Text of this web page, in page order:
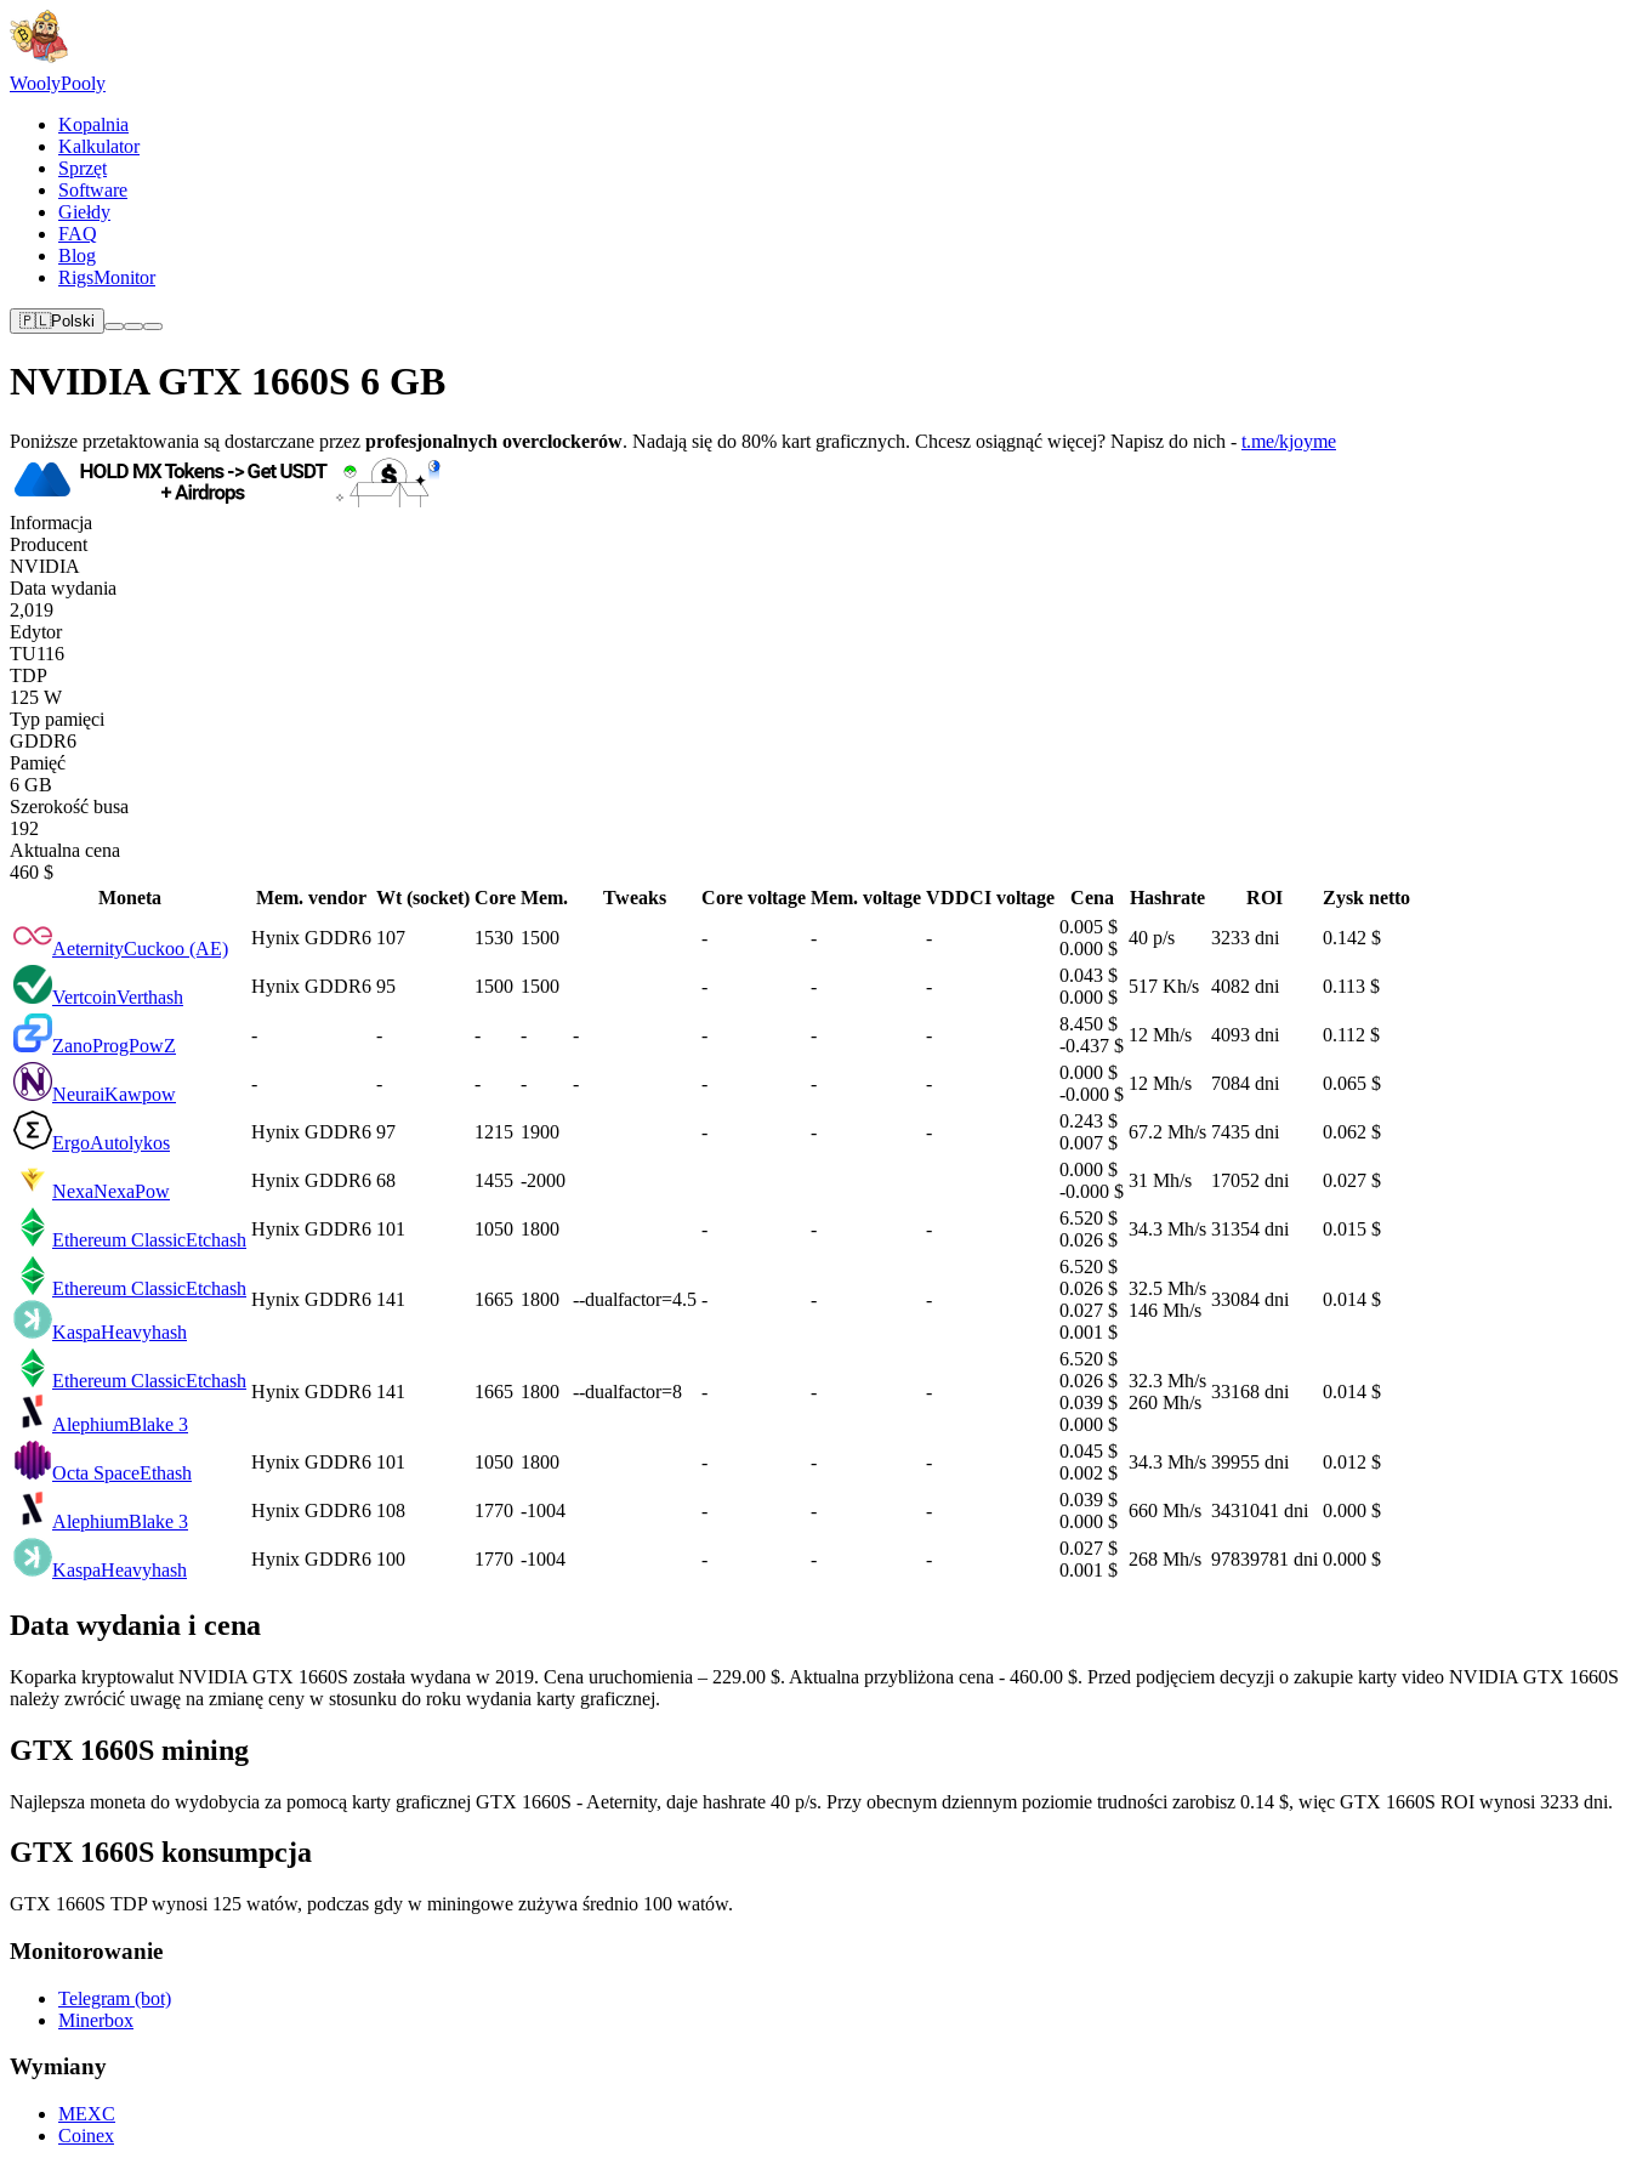
WoolyPooly
Kopalnia
Kalkulator
Sprzęt
Software
Giełdy
FAQ
Blog
RigsMonitor
🇵🇱Polski
NVIDIA GTX 1660S 6 GB
Poniższe przetaktowania są dostarczane przez profesjonalnych overclockerów. Nadają się do 80% kart graficznych. Chcesz osiągnąć więcej? Napisz do nich - t.me/kjoyme
Informacja
Producent
NVIDIA
Data wydania
2,019
Edytor
TU116
TDP
125 W
Typ pamięci
GDDR6
Pamięć
6 GB
Szerokość busa
192
Aktualna cena
460 $
Moneta
Mem. vendor Wt (socket) Core Mem. Tweaks Core voltage Mem. voltage VDDCI voltage Cena Hashrate ROI Zysk netto
AeternityCuckoo (AE)
Hynix GDDR6 107 1530 1500 - - -
0.005 $
0.000 $
40 p/s 3233 dni 0.142 $
VertcoinVerthash
Hynix GDDR6 95 1500 1500 - - -
0.043 $
0.000 $
517 Kh/s 4082 dni 0.113 $
ZanoProgPowZ
- - - - - - - -
8.450 $
-0.437 $
12 Mh/s 4093 dni 0.112 $
NeuraiKawpow
- - - - - - - -
0.000 $
-0.000 $
12 Mh/s 7084 dni 0.065 $
ErgoAutolykos
Hynix GDDR6 97 1215 1900 - - -
0.243 $
0.007 $
67.2 Mh/s 7435 dni 0.062 $
NexaNexaPow
Hynix GDDR6 68 1455 -2000
0.000 $
-0.000 $
31 Mh/s 17052 dni 0.027 $
Ethereum ClassicEtchash
Hynix GDDR6 101 1050 1800 - - -
6.520 $
0.026 $
34.3 Mh/s 31354 dni 0.015 $
Ethereum ClassicEtchash
KaspaHeavyhash
Hynix GDDR6 141 1665 1800 --dualfactor=4.5 - - -
6.520 $
0.026 $
0.027 $
0.001 $
32.5 Mh/s
146 Mh/s
33084 dni 0.014 $
Ethereum ClassicEtchash
AlephiumBlake 3
Hynix GDDR6 141 1665 1800 --dualfactor=8 - - -
6.520 $
0.026 $
0.039 $
0.000 $
32.3 Mh/s
260 Mh/s
33168 dni 0.014 $
Octa SpaceEthash
Hynix GDDR6 101 1050 1800 - - -
0.045 $
0.002 $
34.3 Mh/s 39955 dni 0.012 $
AlephiumBlake 3
Hynix GDDR6 108 1770 -1004 - - -
0.039 $
0.000 $
660 Mh/s 3431041 dni 0.000 $
KaspaHeavyhash
Hynix GDDR6 100 1770 -1004 - - -
0.027 $
0.001 $
268 Mh/s 97839781 dni 0.000 $
Data wydania i cena
Koparka kryptowalut NVIDIA GTX 1660S została wydana w 2019. Cena uruchomienia – 229.00 $. Aktualna przybliżona cena - 460.00 $. Przed podjęciem decyzji o zakupie karty video NVIDIA GTX 1660S
należy zwrócić uwagę na zmianę ceny w stosunku do roku wydania karty graficznej.
GTX 1660S mining
Najlepsza moneta do wydobycia za pomocą karty graficznej GTX 1660S - Aeternity, daje hashrate 40 p/s. Przy obecnym dziennym poziomie trudności zarobisz 0.14 $, więc GTX 1660S ROI wynosi 3233 dni.
GTX 1660S konsumpcja
GTX 1660S TDP wynosi 125 watów, podczas gdy w miningowe zużywa średnio 100 watów.
Monitorowanie
Telegram (bot)
Minerbox
Wymiany
MEXC
Coinex